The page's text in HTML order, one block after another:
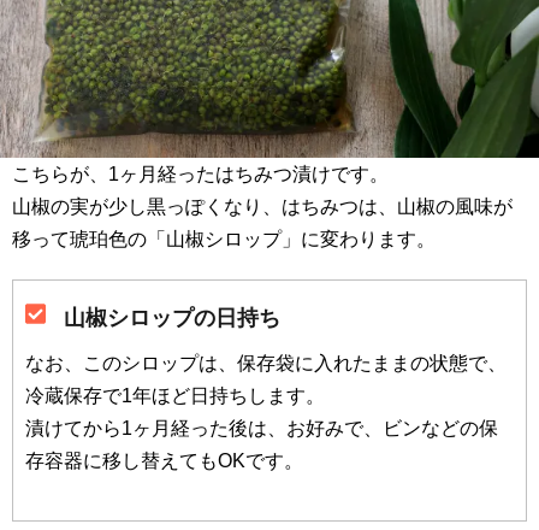
こちらが、1ヶ月経ったはちみつ漬けです。
山椒の実が少し黒っぽくなり、はちみつは、山椒の風味が
移って琥珀色の「山椒シロップ」に変わります。
山椒シロップの日持ち
なお、このシロップは、保存袋に入れたままの状態で、
冷蔵保存で1年ほど日持ちします。
漬けてから1ヶ月経った後は、お好みで、ビンなどの保
存容器に移し替えてもOKです。